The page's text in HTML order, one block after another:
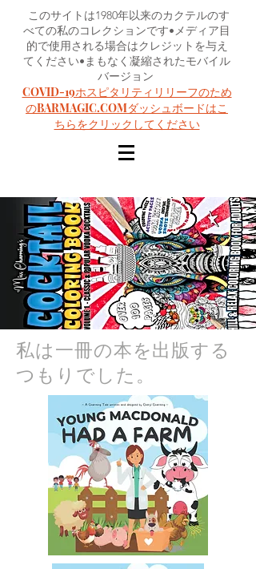
このサイトは1980年以来のカクテルのす
べての私のコレクションです•メディア目
的で使用される場合はクレジットを与え
てください•まもなく凝縮されたモバイル
バージョン
COVID-19ホスピタリティリリーフのため
のBARMAGIC.COMダッシュボードはこ
ちらをクリックしてください
私は一冊の本を出版する
つもりでした。